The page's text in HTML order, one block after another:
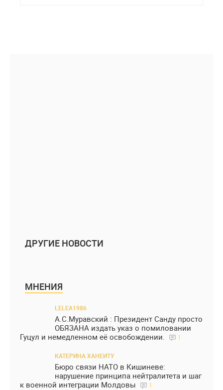
ДРУГИЕ НОВОСТИ
МНЕНИЯ
LELEA1986
А.С.Муравский : Президент Санду просто
ОБЯЗАНА издать указ о помиловании
Гуцул и немедленном её освобождении.
1
КАТЕРИНА ХАНЕИТУ
Бюро связи НАТО в Кишиневе:
нарушение принципа нейтралитета и шаг
к военной интеграции Молдовы
1